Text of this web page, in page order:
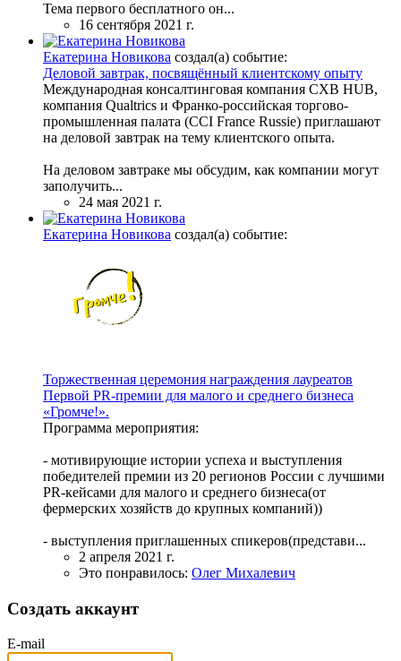
Тема первого бесплатного он...
16 сентября 2021 г.
Екатерина Новикова создал(а) событие:
Деловой завтрак, посвящённый клиентскому опыту
Международная консалтинговая компания CXB HUB,
компания Qualtrics и Франко-российская торгово-
промышленная палата (CCI France Russie) приглашают
на деловой завтрак на тему клиентского опыта.
На деловом завтраке мы обсудим, как компании могут
заполучить...
24 мая 2021 г.
Екатерина Новикова создал(а) событие:
Торжественная церемония награждения лауреатов
Первой PR-премии для малого и среднего бизнеса
«Громче!».
Программа мероприятия:
- мотивирующие истории успеха и выступления
победителей премии из 20 регионов России с лучшими
PR-кейсами для малого и среднего бизнеса(от
фермерских хозяйств до крупных компаний))
- выступления приглашенных спикеров(представи...
2 апреля 2021 г.
Это понравилось: Олег Михалевич
Создать аккаунт
E-mail